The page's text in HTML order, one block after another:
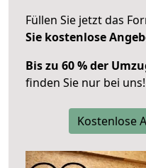
Füllen Sie jetzt das
Sie kostenlose
Bis zu 60 % der
finden Sie nur bei uns!
Kostenlose